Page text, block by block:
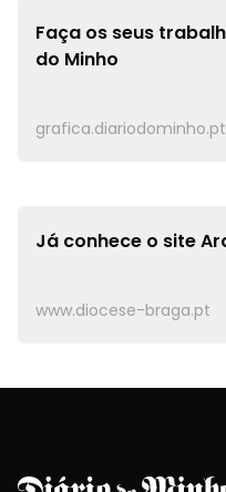
Faça os seus
do Minho
grafica.diariodominho.pt
Já conhece o site
www.diocese-braga.pt